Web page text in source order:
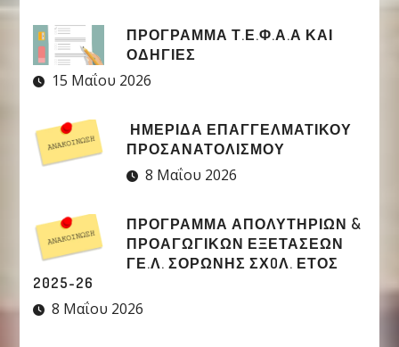
ΠΡΟΓΡΑΜΜΑ Τ.Ε.Φ.Α.Α ΚΑΙ
ΟΔΗΓΙΕΣ
15 Μαΐου 2026
ΗΜΕΡΙΔΑ ΕΠΑΓΓΕΛΜΑΤΙΚΟΥ
ΠΡΟΣΑΝΑΤΟΛΙΣΜΟΥ
8 Μαΐου 2026
ΠΡΟΓΡΑΜΜΑ ΑΠΟΛΥΤΗΡΙΩΝ &
ΠΡΟΑΓΩΓΙΚΩΝ ΕΞΕΤΑΣΕΩΝ
ΓΕ.Λ. ΣΟΡΩΝΗΣ ΣΧOΛ. ΕΤΟΣ
2025-26
8 Μαΐου 2026